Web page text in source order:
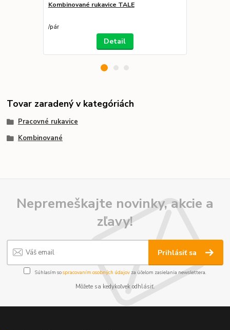
Kombinované rukavice TALE
/pár
Detail
Tovar zaradený v kategóriách
Pracovné rukavice
Kombinované
Nepremeškajte novinky, akcie a
zľavy!
Prihlásiť sa
Súhlasím sospracovaním osobných údajov za účelom zasielania newslettera.
Môžete sa kedykoľvek odhlásiť.